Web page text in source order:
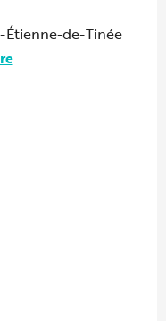
Étienne-de-Tinée